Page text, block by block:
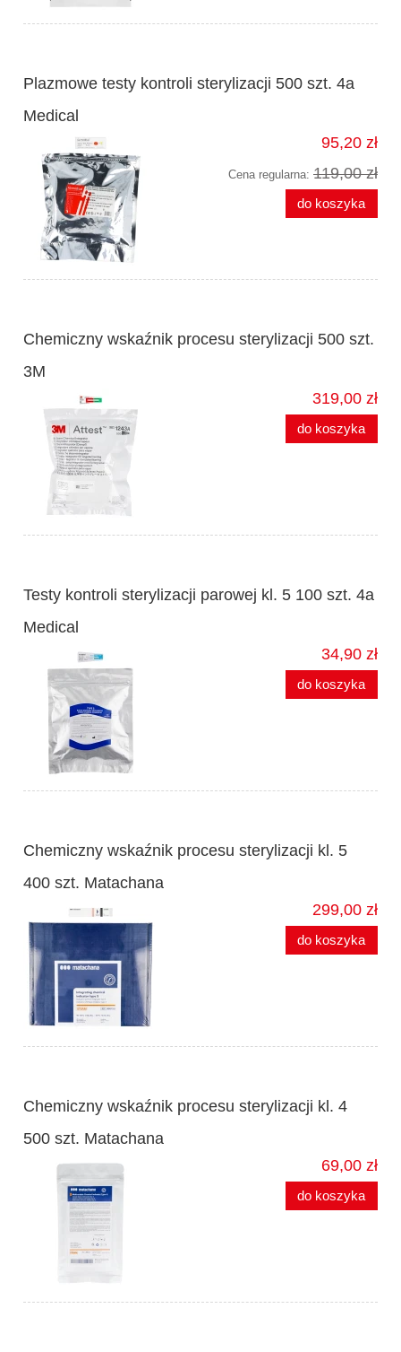
Plazmowe testy kontroli sterylizacji 500 szt. 4a
Medical
95,20 zł
Cena regularna: 119,00 zł
do koszyka
Chemiczny wskaźnik procesu sterylizacji 500 szt.
3M
319,00 zł
do koszyka
Testy kontroli sterylizacji parowej kl. 5 100 szt. 4a
Medical
34,90 zł
do koszyka
Chemiczny wskaźnik procesu sterylizacji kl. 5
400 szt. Matachana
299,00 zł
do koszyka
Chemiczny wskaźnik procesu sterylizacji kl. 4
500 szt. Matachana
69,00 zł
do koszyka